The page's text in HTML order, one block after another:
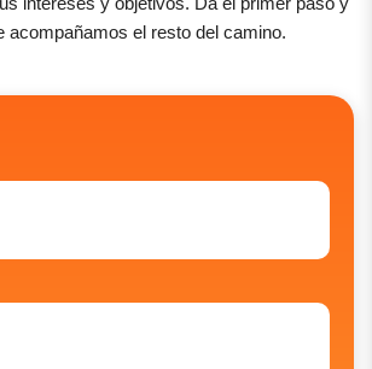
acompañamos el resto del camino.